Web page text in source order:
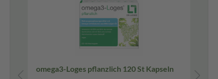
omega3-Loges pflanzlich 120 St Kapseln